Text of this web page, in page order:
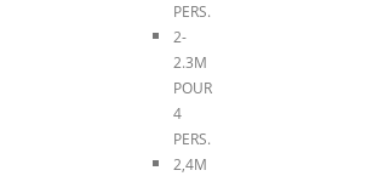
PERS.
2-
2.3M
POUR
4
PERS.
2,4M